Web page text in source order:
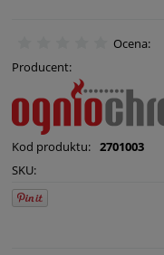
Ocena:
Producent:
Kod produktu: 2701003
SKU: